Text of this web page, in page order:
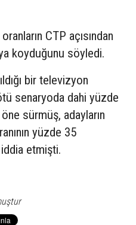
CTP açısından
koyduğunu söyledi.
bir televizyon
senaryoda dahi yüzde
sürmüş, adayların
yüzde 35
etmişti.